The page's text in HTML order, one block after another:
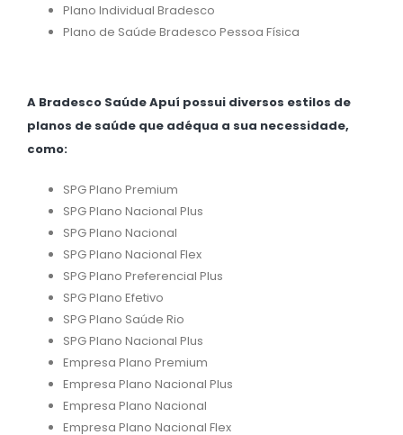
Plano Individual Bradesco
Plano de Saúde Bradesco Pessoa Física
A Bradesco Saúde Apuí possui diversos estilos de
planos de saúde que adéqua a sua necessidade,
como:
SPG Plano Premium
SPG Plano Nacional Plus
SPG Plano Nacional
SPG Plano Nacional Flex
SPG Plano Preferencial Plus
SPG Plano Efetivo
SPG Plano Saúde Rio
SPG Plano Nacional Plus
Empresa Plano Premium
Empresa Plano Nacional Plus
Empresa Plano Nacional
Empresa Plano Nacional Flex